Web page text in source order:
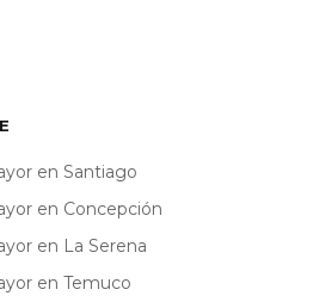
en Santiago
en Concepción
en La Serena
en Temuco